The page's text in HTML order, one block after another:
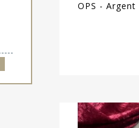
OPS -